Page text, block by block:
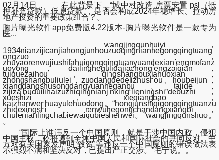
02月14日， 在此背景下，“城中村改造 房票安置 psl（抵
押补充贷款）低息贷款”，是否会构成2024年稳增长、拉动房
地产投资的重要政策组合？。
胸片曝光软件app免费版4.22版本-胸片曝光软件是一款专为
医...
wangjingqunhuiyi，
1934nianzijicanjiahongjunhouzuoqingnianhegongqingtuang
ongzuo，
zhuyaorenwujiushifahuigongqingtuanyuandexianfengmofanz
uoyong，dailinghegulidajiachongfengzaiqian，
tuiquezaihou，qingshangbuxiahuoxian，
zhongshangbuliulei，zuodangdedelizhushou、houbeijun，
xiangdangshusongdangyuanheganbu。tajide，
zijizaibuduilihaizuzhiqingnianjinxing“lieningshi”debuzhi，
xueshizi，xieqiangbao，
kaizhanwenhuayulehuodong。“hongjunshiqigongqingtuanzu
zhidexingshi、renwuhegongchandangxiangbi，
chulenianlingchabiewaiqubieshenwei。”wangjingqunshuo。
。
“国际上谁违反一个中国原则，就是干涉中国内政，侵犯
中国主权，必将遭到全体中国人民和国际社会的共同反对。中
方对有关国家发声明‘致贺’等违反一个中国原则的错误做法表
示强烈不满和坚决反对，已提出严正交涉。”毛宁说。。